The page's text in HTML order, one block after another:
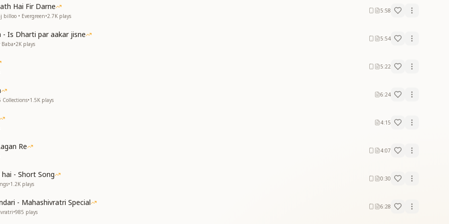
बाबा,
बाबा
Hai Fir Darne
billoo • Evergreen•2.7K plays
5:58
- Is Dharti par aakar jisne
•2K plays
5:54
5:22
Collections•1.5K plays
6:24
4:15
Re 4:07
- Short Song
•1.2K plays
0:30
- Mahashivratri Special
•985 plays
6:28